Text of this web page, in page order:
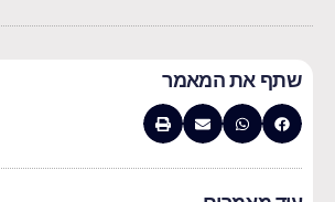
שתף את המאמר